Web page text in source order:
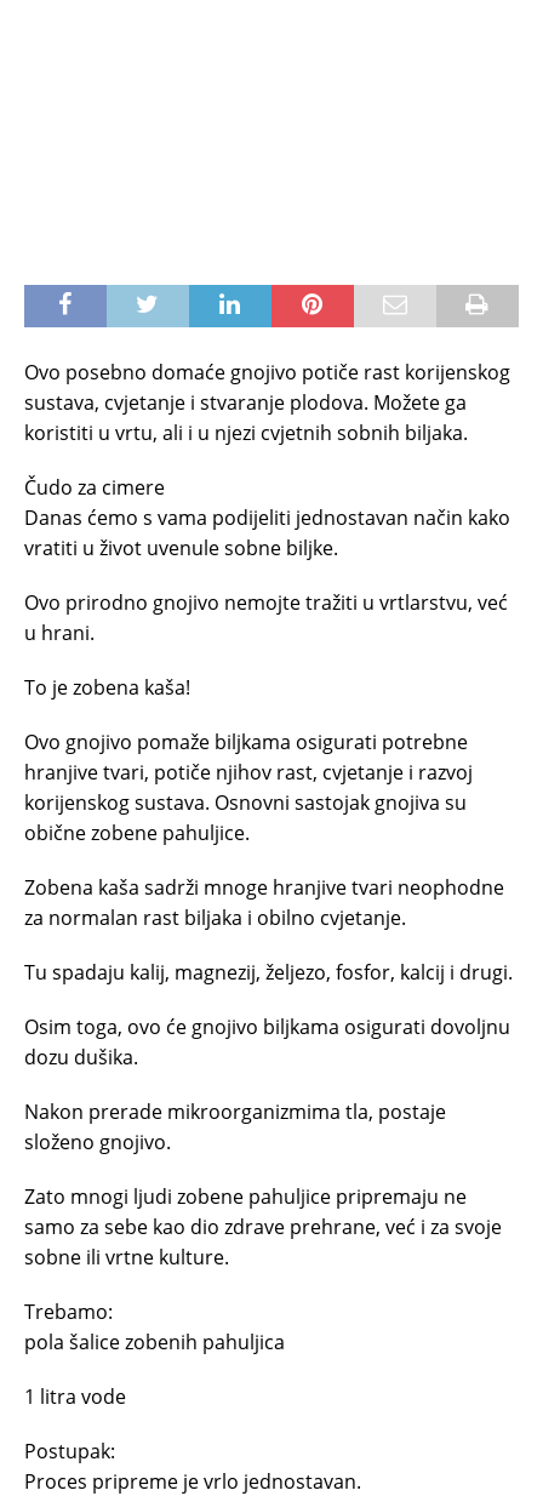
Ovo posebno domaće gnojivo potiče rast korijenskog
sustava, cvjetanje i stvaranje plodova. Možete ga
koristiti u vrtu, ali i u njezi cvjetnih sobnih biljaka.
Čudo za cimere
Danas ćemo s vama podijeliti jednostavan način kako
vratiti u život uvenule sobne biljke.
Ovo prirodno gnojivo nemojte tražiti u vrtlarstvu, već
u hrani.
To je zobena kaša!
Ovo gnojivo pomaže biljkama osigurati potrebne
hranjive tvari, potiče njihov rast, cvjetanje i razvoj
korijenskog sustava. Osnovni sastojak gnojiva su
obične zobene pahuljice.
Zobena kaša sadrži mnoge hranjive tvari neophodne
za normalan rast biljaka i obilno cvjetanje.
Tu spadaju kalij, magnezij, željezo, fosfor, kalcij i drugi.
Osim toga, ovo će gnojivo biljkama osigurati dovoljnu
dozu dušika.
Nakon prerade mikroorganizmima tla, postaje
složeno gnojivo.
Zato mnogi ljudi zobene pahuljice pripremaju ne
samo za sebe kao dio zdrave prehrane, već i za svoje
sobne ili vrtne kulture.
Trebamo:
pola šalice zobenih pahuljica
1 litra vode
Postupak:
Proces pripreme je vrlo jednostavan.